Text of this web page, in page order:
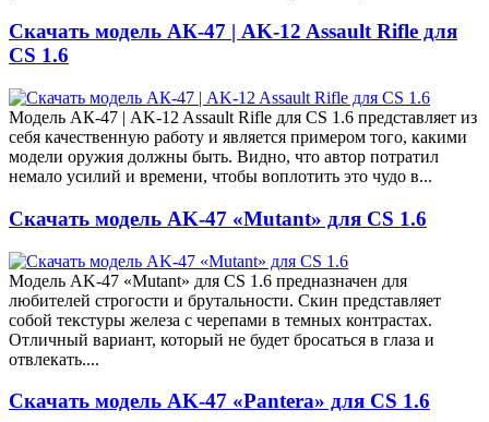
Скачать модель АК-47 | AK-12 Assault Rifle для
CS 1.6
Модель АК-47 | AK-12 Assault Rifle для CS 1.6 представляет из
себя качественную работу и является примером того, какими
модели оружия должны быть. Видно, что автор потратил
немало усилий и времени, чтобы воплотить это чудо в...
Скачать модель AK-47 «Mutant» для CS 1.6
Модель AK-47 «Mutant» для CS 1.6 предназначен для
любителей строгости и брутальности. Скин представляет
собой текстуры железа с черепами в темных контрастах.
Отличный вариант, который не будет бросаться в глаза и
отвлекать....
Скачать модель AK-47 «Pantera» для CS 1.6